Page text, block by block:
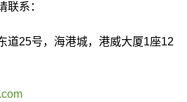
联系：
道25号，海港城，港威大厦1座12